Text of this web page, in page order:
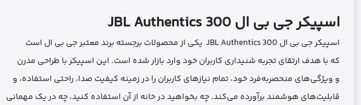
اسپیکر جی بی ال JBL Authentics 300
اسپیکر جی بی ال JBL Authentics 300 یکی از محصولات برجسته برند معتبر جی بی ال است
که با هدف ارتقای تجربه شنیداری کاربران خود وارد بازار شده است. این اسپیکر با طراحی مدرن
و ویژگی‌های منحصربه‌فرد خود، تمام نیازهای کاربران را در زمینه کیفیت صدا، راحتی استفاده، و
قابلیت‌های هوشمند برآورده می‌کند. چه بخواهید در خانه از آن استفاده کنید، چه در یک مهمانی